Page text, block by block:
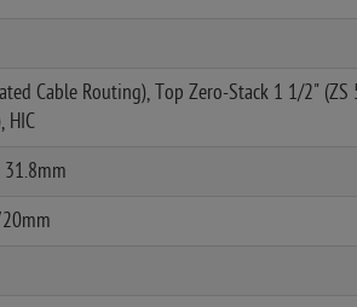
Cable Routing), Top Zero-Stack 1 1/2"
HIC
31.8mm